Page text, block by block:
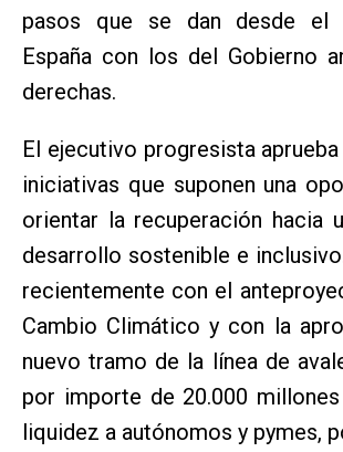
pasos que se dan desde el
España con los del Gobierno
derechas.
El ejecutivo progresista
iniciativas que suponen una
orientar la recuperación hacia
desarrollo sostenible e
recientemente con el
Cambio Climático y con la
nuevo tramo de la línea de
por importe de 20.000
liquidez a autónomos y pymes,